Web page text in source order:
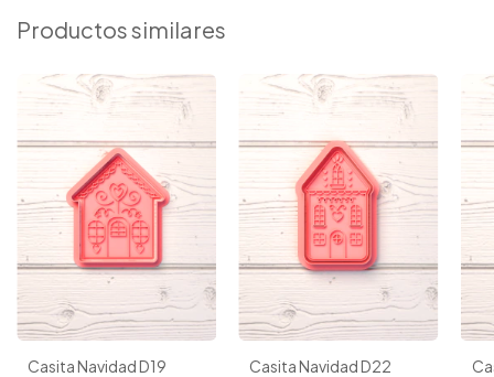
Productos similares
Casita Navidad D19 Casita Navidad D22